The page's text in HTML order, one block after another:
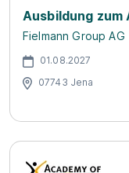
Ausbildung
Fielmann Group AG
01.08.2027
07743 Jena